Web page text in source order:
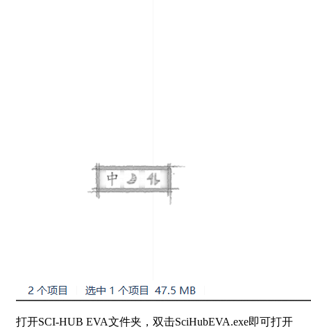
打开SCI-HUB EVA文件夹，双击SciHubEVA.exe即可打开